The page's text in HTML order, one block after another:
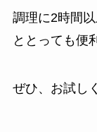
調理に2時間
ととっても便
ぜひ、お試し